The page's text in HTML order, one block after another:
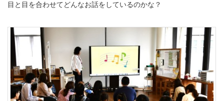
目と目を合わせてどんなお話をしているのかな？